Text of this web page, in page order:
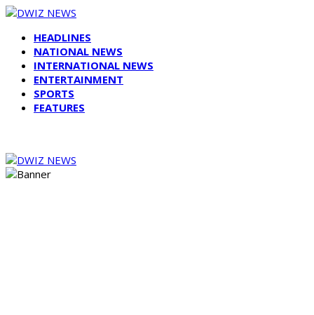
HEADLINES
NATIONAL NEWS
INTERNATIONAL NEWS
ENTERTAINMENT
SPORTS
FEATURES